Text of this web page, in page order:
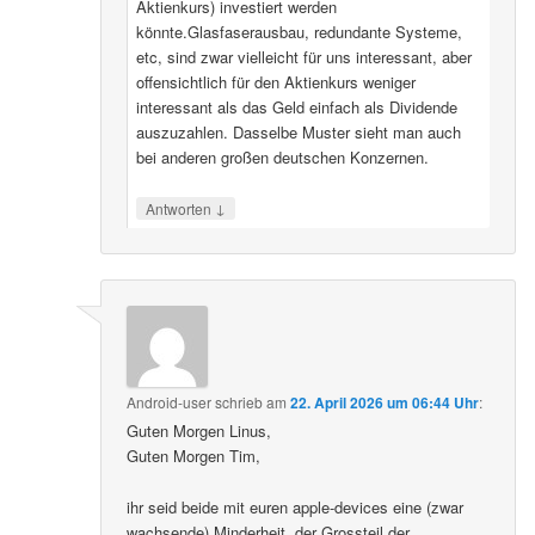
Aktienkurs) investiert werden
könnte.Glasfaserausbau, redundante Systeme,
etc, sind zwar vielleicht für uns interessant, aber
offensichtlich für den Aktienkurs weniger
interessant als das Geld einfach als Dividende
auszuzahlen. Dasselbe Muster sieht man auch
bei anderen großen deutschen Konzernen.
Antworten ↓
Android-userschriebam22. April 2026 um 06:44 Uhr:
Guten Morgen Linus,
Guten Morgen Tim,
ihr seid beide mit euren apple-devices eine (zwar